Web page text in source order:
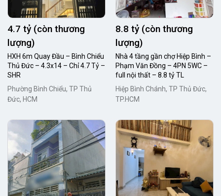
4.7 tỷ (còn thương
lượng)
HXH 6m Quay Đầu – Bình Chiểu
Thủ Đức – 4.3x14 – Chỉ 4.7 Tỷ –
SHR
Phường Bình Chiểu, TP Thủ
Đức, HCM
8.8 tỷ (còn thương
lượng)
Nhà 4 tầng gần chợ Hiệp Bình –
Phạm Văn Đồng – 4PN 5WC –
full nội thất – 8.8 tỷ TL
Hiệp Bình Chánh, TP Thủ Đức,
TP.HCM